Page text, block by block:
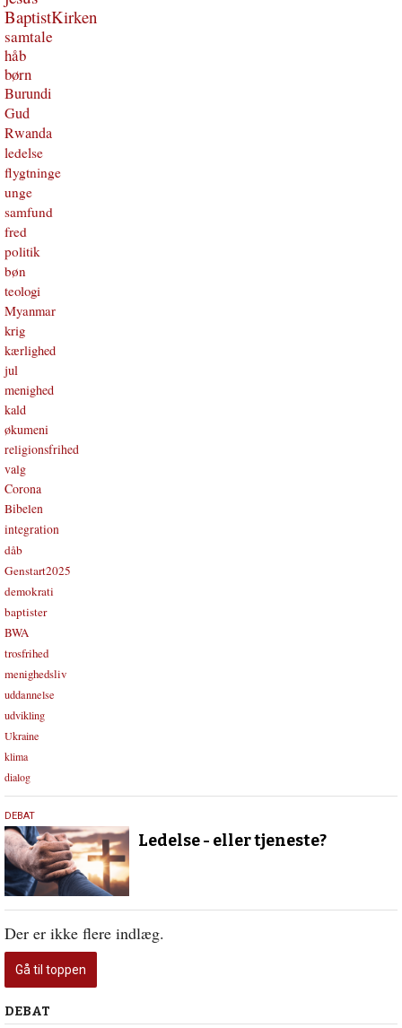
BaptistKirken
samtale
håb
børn
Burundi
Gud
Rwanda
ledelse
flygtninge
unge
samfund
fred
politik
bøn
teologi
Myanmar
krig
kærlighed
jul
menighed
kald
økumeni
religionsfrihed
valg
Corona
Bibelen
integration
dåb
Genstart2025
demokrati
baptister
BWA
trosfrihed
menighedsliv
uddannelse
udvikling
Ukraine
klima
dialog
10.
juni
2026
DEBAT
Ledelse - eller tjeneste?
Der er ikke flere indlæg.
Gå til toppen
Debat
DEBAT